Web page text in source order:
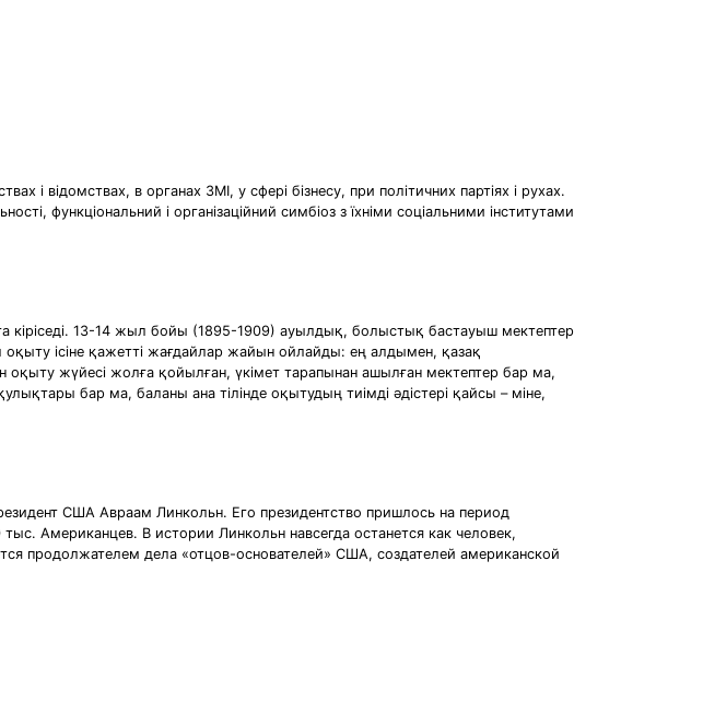
і відомствах, в органах ЗМІ, у сфері бізнесу, при політичних партіях і рухах.
функціональний і організаційний симбіоз з їхніми соціальними інститутами
кіріседі. 13-14 жыл бойы (1895-1909) ауылдық, болыстық бастауыш мектептер
ісіне қажетті жағдайлар жайын ойлайды: ең алдымен, қазақ
жүйесі жолға қойылған, үкімет тарапынан ашылған мектептер бар ма,
бар ма, баланы ана тілінде оқытудың тиімді әдістері қайсы – міне,
США Авраам Линкольн. Его президентство пришлось на период
Американцев. В истории Линкольн навсегда останется как человек,
продолжателем дела «отцов-основателей» США, создателей американской